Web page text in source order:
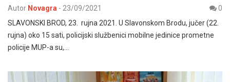
Autor Novagra - 23/09/2021
0
SLAVONSKI BROD, 23. rujna 2021. U Slavonskom Brodu, jučer (22.
rujna) oko 15 sati, policijski službenici mobilne jedinice prometne
policije MUP-a su,…